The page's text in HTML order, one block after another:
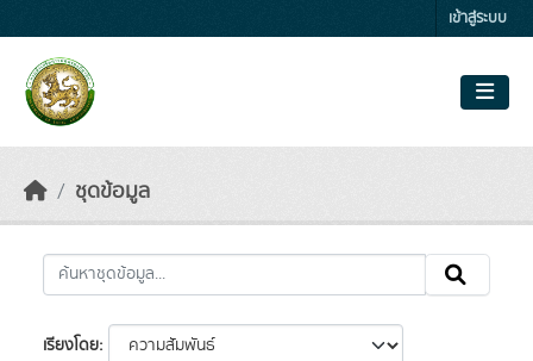
เข้าสู่ระบบ
ชุดข้อมูล
เรียงโดย